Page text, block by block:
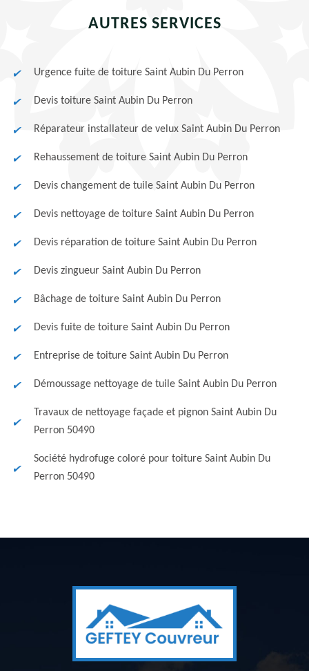
AUTRES SERVICES
Urgence fuite de toiture Saint Aubin Du Perron
Devis toiture Saint Aubin Du Perron
Réparateur installateur de velux Saint Aubin Du Perron
Rehaussement de toiture Saint Aubin Du Perron
Devis changement de tuile Saint Aubin Du Perron
Devis nettoyage de toiture Saint Aubin Du Perron
Devis réparation de toiture Saint Aubin Du Perron
Devis zingueur Saint Aubin Du Perron
Bâchage de toiture Saint Aubin Du Perron
Devis fuite de toiture Saint Aubin Du Perron
Entreprise de toiture Saint Aubin Du Perron
Démoussage nettoyage de tuile Saint Aubin Du Perron
Travaux de nettoyage façade et pignon Saint Aubin Du
Perron 50490
Société hydrofuge coloré pour toiture Saint Aubin Du
Perron 50490